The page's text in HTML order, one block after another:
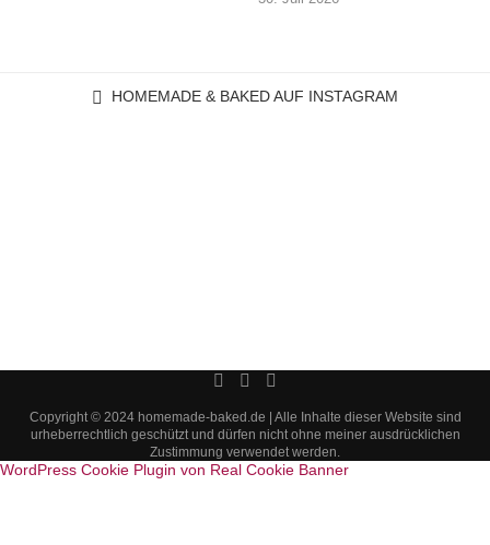
HOMEMADE & BAKED AUF INSTAGRAM
Copyright © 2024 homemade-baked.de | Alle Inhalte dieser Website sind
urheberrechtlich geschützt und dürfen nicht ohne meiner ausdrücklichen
Zustimmung verwendet werden.
WordPress Cookie Plugin von Real Cookie Banner